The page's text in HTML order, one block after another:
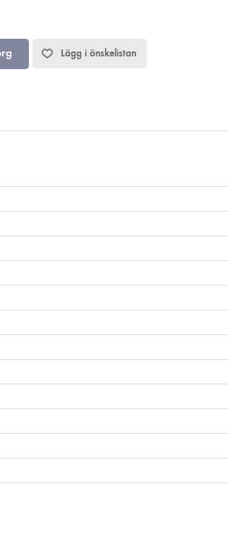
Lägg i önskelistan